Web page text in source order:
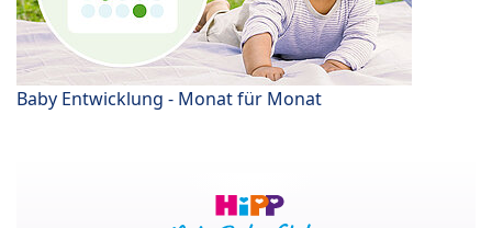
Baby Entwicklung - Monat für Monat